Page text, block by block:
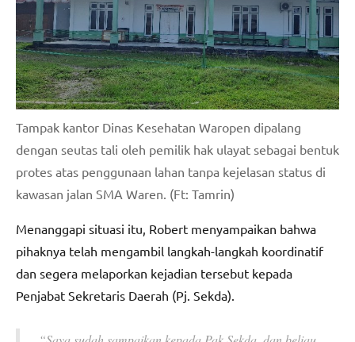
Tampak kantor Dinas Kesehatan Waropen dipalang
dengan seutas tali oleh pemilik hak ulayat sebagai bentuk
protes atas penggunaan lahan tanpa kejelasan status di
kawasan jalan SMA Waren. (Ft: Tamrin)
Menanggapi situasi itu, Robert menyampaikan bahwa
pihaknya telah mengambil langkah-langkah koordinatif
dan segera melaporkan kejadian tersebut kepada
Penjabat Sekretaris Daerah (Pj. Sekda).